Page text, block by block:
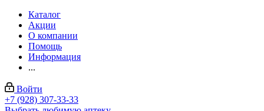
Каталог
Акции
О компании
Помощь
Информация
...
Войти
+7 (928) 307-33-33